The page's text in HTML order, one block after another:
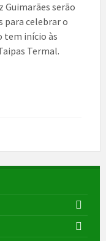
Guimarãesserão
celebrar o
tem início às
Termal.